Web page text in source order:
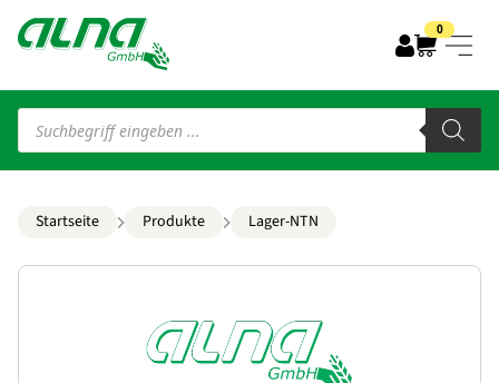
0
Products
search
Startseite Produkte Lager-NTN